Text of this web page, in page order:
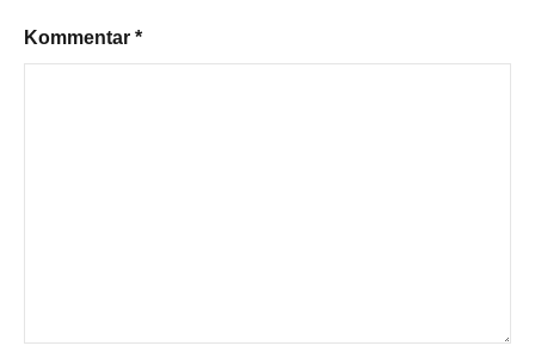
Kommentar *